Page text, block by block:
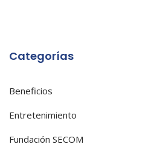
Categorías
Beneficios
Entretenimiento
Fundación SECOM